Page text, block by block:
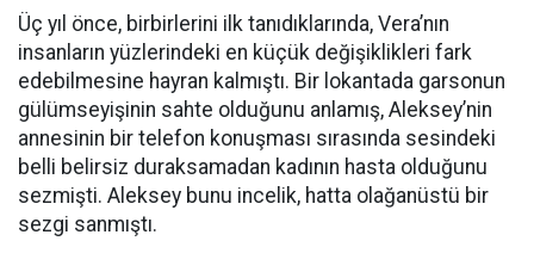
Üç yıl önce, birbirlerini ilk tanıdıklarında, Vera’nın
insanların yüzlerindeki en küçük değişiklikleri fark
edebilmesine hayran kalmıştı. Bir lokantada garsonun
gülümseyişinin sahte olduğunu anlamış, Aleksey’nin
annesinin bir telefon konuşması sırasında sesindeki
belli belirsiz duraksamadan kadının hasta olduğunu
sezmişti. Aleksey bunu incelik, hatta olağanüstü bir
sezgi sanmıştı.